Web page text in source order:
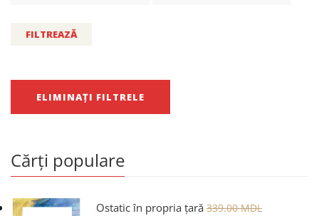
FILTREAZĂ
ELIMINAȚI FILTRELE
Cărți populare
Ostatic în propria țară 339.00MDL